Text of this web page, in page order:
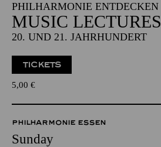
PHILHARMONIE ENTDECKEN
MUSIC LECTURES
20. UND 21. JAHRHUNDERT
TICKETS
5,00 €
PHILHARMONIE ESSEN
Sunday